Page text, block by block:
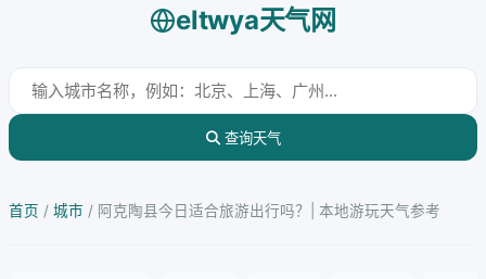
eltwya天气网
查询天气
首页 / 城市 / 阿克陶县今日适合旅游出行吗？| 本地游玩天气参考